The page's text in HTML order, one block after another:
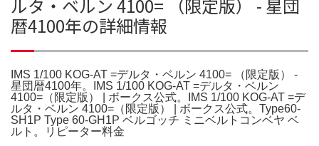
ルタ・ベルン 4100= （限定版） - 星団
暦4100年の詳細情報
IMS 1/100 KOG-AT =デルタ・ベルン 4100= （限定版） -
星団暦4100年。IMS 1/100 KOG-AT =デルタ・ベルン
4100=（限定版） | ボークス公式。IMS 1/100 KOG-AT =デ
ルタ・ベルン 4100=（限定版） | ボークス公式。Type60-
SH1P Type 60-GH1P ベルゴッチ ミニベルトコンベヤ ベ
ルト。リピーター料金